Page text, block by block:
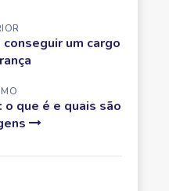
um cargo
que é e quais são